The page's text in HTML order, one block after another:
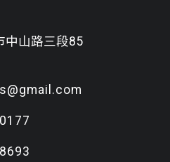
中山路三段85